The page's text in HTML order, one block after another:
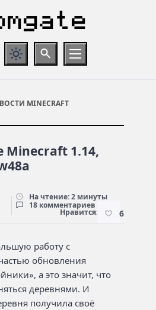
MINECRAFT
Minecraft 1.14,
На чтение: 2 минуты
18 комментариев
Нравится: 6
работу с
обновления
а это значит, что
деревнями. И
получила своё